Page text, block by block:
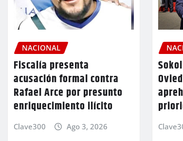
NACIONAL
Fiscalía presenta
acusación formal contra
Rafael Arce por presunto
enriquecimiento ilícito
Clave300 Ago 3, 2026